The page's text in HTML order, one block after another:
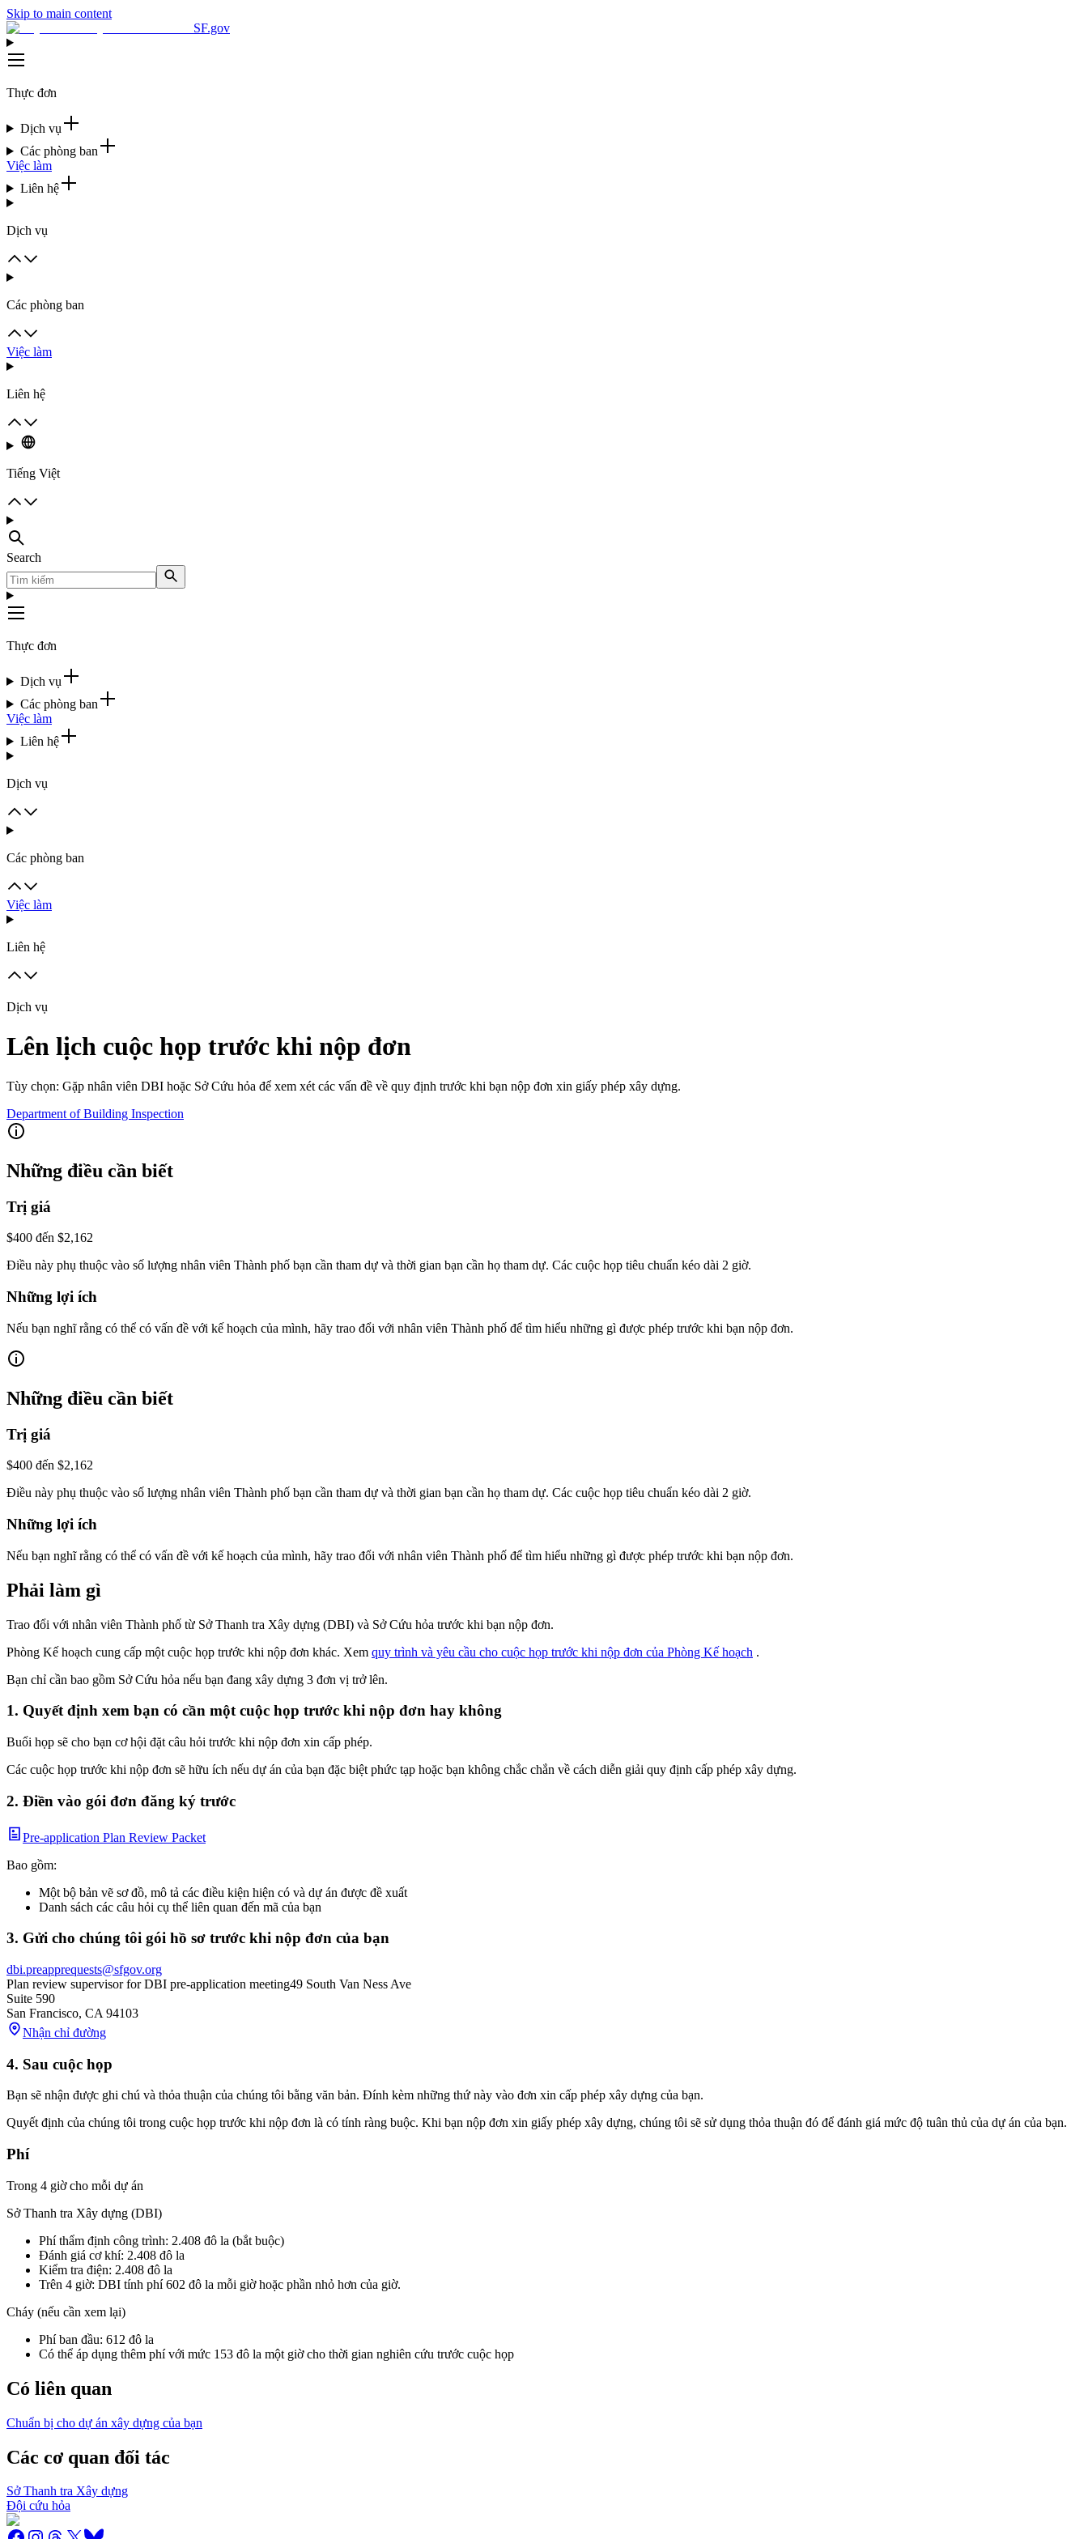
Skip to main content
SF.gov
Thực đơn
Dịch vụ
Các phòng ban
Việc làm
Liên hệ
Dịch vụ
Các phòng ban
Việc làm
Liên hệ
Tiếng Việt
Search
Thực đơn
Dịch vụ
Các phòng ban
Việc làm
Liên hệ
Dịch vụ
Các phòng ban
Việc làm
Liên hệ
Dịch vụ
Lên lịch cuộc họp trước khi nộp đơn
Tùy chọn: Gặp nhân viên DBI hoặc Sở Cứu hỏa để xem xét các vấn đề về quy định trước khi bạn nộp đơn xin giấy phép xây dựng.
Department of Building Inspection
Những điều cần biết
Trị giá
$400 đến $2,162
Điều này phụ thuộc vào số lượng nhân viên Thành phố bạn cần tham dự và thời gian bạn cần họ tham dự. Các cuộc họp tiêu chuẩn kéo dài 2 giờ.
Những lợi ích
Nếu bạn nghĩ rằng có thể có vấn đề với kế hoạch của mình, hãy trao đổi với nhân viên Thành phố để tìm hiểu những gì được phép trước khi bạn nộp đơn.
Những điều cần biết
Trị giá
$400 đến $2,162
Điều này phụ thuộc vào số lượng nhân viên Thành phố bạn cần tham dự và thời gian bạn cần họ tham dự. Các cuộc họp tiêu chuẩn kéo dài 2 giờ.
Những lợi ích
Nếu bạn nghĩ rằng có thể có vấn đề với kế hoạch của mình, hãy trao đổi với nhân viên Thành phố để tìm hiểu những gì được phép trước khi bạn nộp đơn.
Phải làm gì
Trao đổi với nhân viên Thành phố từ Sở Thanh tra Xây dựng (DBI) và Sở Cứu hỏa trước khi bạn nộp đơn.
Phòng Kế hoạch cung cấp một cuộc họp trước khi nộp đơn khác. Xem quy trình và yêu cầu cho cuộc họp trước khi nộp đơn của Phòng Kế hoạch .
Bạn chỉ cần bao gồm Sở Cứu hỏa nếu bạn đang xây dựng 3 đơn vị trở lên.
1. Quyết định xem bạn có cần một cuộc họp trước khi nộp đơn hay không
Buổi họp sẽ cho bạn cơ hội đặt câu hỏi trước khi nộp đơn xin cấp phép.
Các cuộc họp trước khi nộp đơn sẽ hữu ích nếu dự án của bạn đặc biệt phức tạp hoặc bạn không chắc chắn về cách diễn giải quy định cấp phép xây dựng.
2. Điền vào gói đơn đăng ký trước
Pre-application Plan Review Packet
Bao gồm:
Một bộ bản vẽ sơ đồ, mô tả các điều kiện hiện có và dự án được đề xuất
Danh sách các câu hỏi cụ thể liên quan đến mã của bạn
3. Gửi cho chúng tôi gói hồ sơ trước khi nộp đơn của bạn
dbi.preapprequests@sfgov.org
Plan review supervisor for DBI pre-application meeting49 South Van Ness Ave
Suite 590
San Francisco, CA 94103
Nhận chỉ đường
4. Sau cuộc họp
Bạn sẽ nhận được ghi chú và thỏa thuận của chúng tôi bằng văn bản. Đính kèm những thứ này vào đơn xin cấp phép xây dựng của bạn.
Quyết định của chúng tôi trong cuộc họp trước khi nộp đơn là có tính ràng buộc. Khi bạn nộp đơn xin giấy phép xây dựng, chúng tôi sẽ sử dụng thỏa thuận đó để đánh giá mức độ tuân thủ của dự án của bạn.
Phí
Trong 4 giờ cho mỗi dự án
Sở Thanh tra Xây dựng (DBI)
Phí thẩm định công trình: 2.408 đô la (bắt buộc)
Đánh giá cơ khí: 2.408 đô la
Kiểm tra điện: 2.408 đô la
Trên 4 giờ: DBI tính phí 602 đô la mỗi giờ hoặc phần nhỏ hơn của giờ.
Cháy (nếu cần xem lại)
Phí ban đầu: 612 đô la
Có thể áp dụng thêm phí với mức 153 đô la một giờ cho thời gian nghiên cứu trước cuộc họp
Có liên quan
Chuẩn bị cho dự án xây dựng của bạn
Các cơ quan đối tác
Sở Thanh tra Xây dựng
Đội cứu hỏa